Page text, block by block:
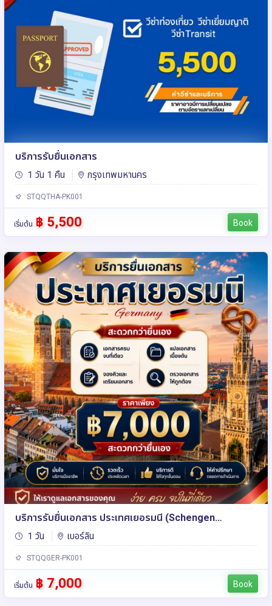
บริการรับยื่นเอกสาร
1 วัน 1 คืน กรุงเทพมหานคร
STQQTHA-PK001
เริ่มต้น ฿ 5,500 Book
บริการรับยื่นเอกสาร ประเทศเยอรมนี (Schengen
Germany)
1 วัน เบอร์ลิน
STQQGER-PK001
เริ่มต้น ฿ 7,000 Book